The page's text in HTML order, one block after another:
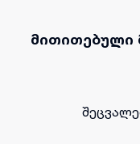
მითითებული